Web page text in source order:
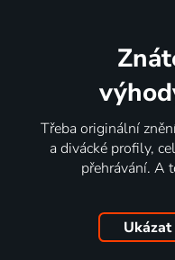
Třeba originální
a divácké profily,
přehrávání. A